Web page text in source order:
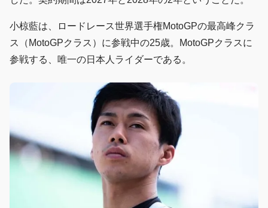
小椋藍は、ロードレース世界選手権MotoGPの最高峰クラ
ス（MotoGPクラス）に参戦中の25歳。MotoGPクラスに
参戦する、唯一の日本人ライダーである。